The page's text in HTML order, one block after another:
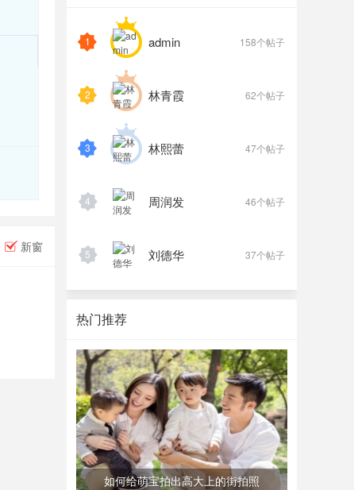
新窗
1 admin 158个帖子
2 林青霞 62个帖子
3 林熙蕾 47个帖子
4 周润发 46个帖子
5 刘德华 37个帖子
热门推荐
如何给萌宝拍出高大上的街拍照